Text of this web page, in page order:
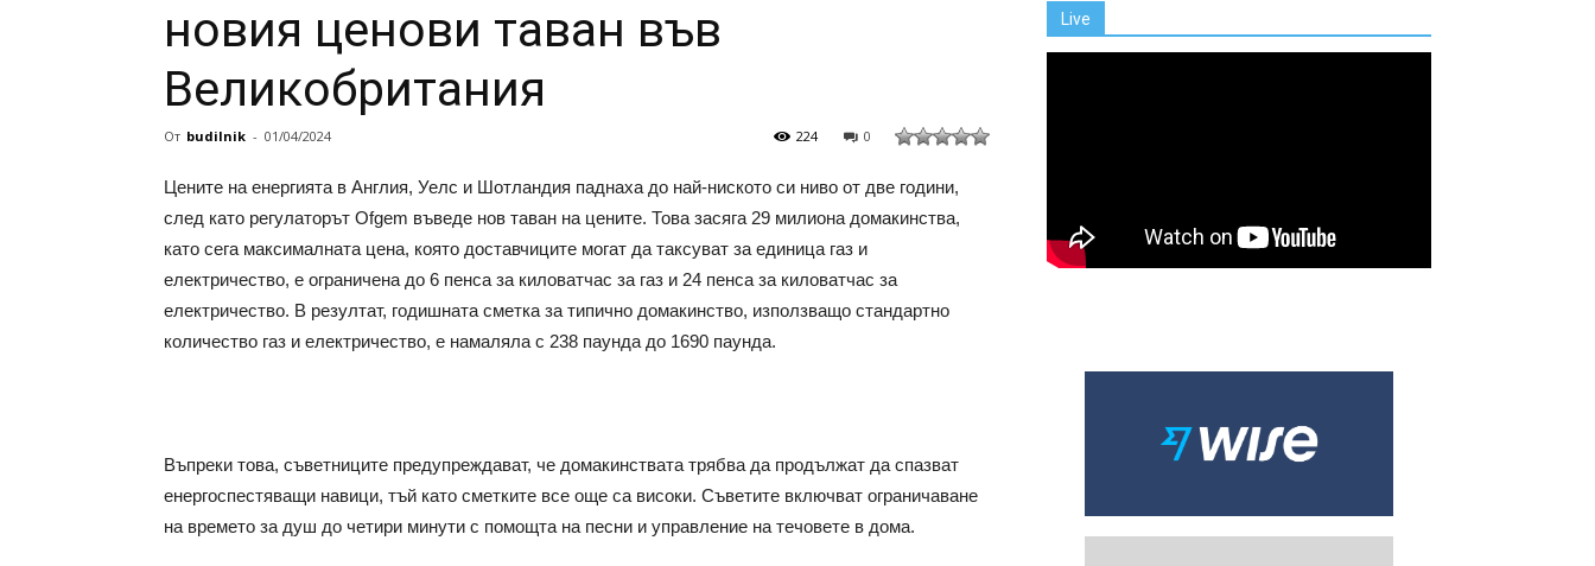
новия ценови таван във
Великобритания
От budilnik - 01/04/2024 0
224
Цените на енергията в Англия, Уелс и Шотландия паднаха до най-ниското си ниво от две години,
след като регулаторът Ofgem въведе нов таван на цените. Това засяга 29 милиона домакинства,
като сега максималната цена, която доставчиците могат да таксуват за единица газ и
електричество, е ограничена до 6 пенса за киловатчас за газ и 24 пенса за киловатчас за
електричество. В резултат, годишната сметка за типично домакинство, използващо стандартно
количество газ и електричество, е намаляла с 238 паунда до 1690 паунда.
Въпреки това, съветниците предупреждават, че домакинствата трябва да продължат да спазват
енергоспестяващи навици, тъй като сметките все още са високи. Съветите включват ограничаване
на времето за душ до четири минути с помощта на песни и управление на течовете в дома.
Live